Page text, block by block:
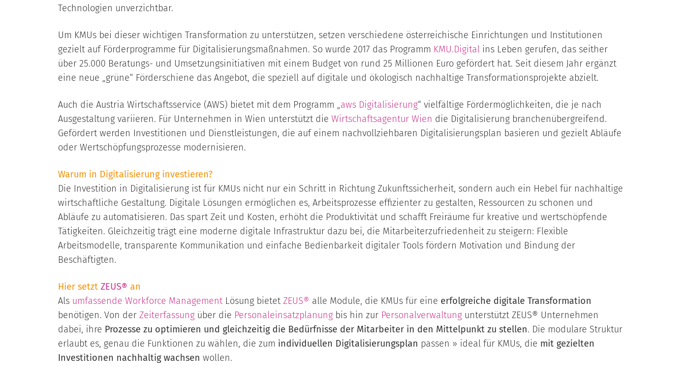
Technologien unverzichtbar.
Um KMUs bei dieser wichtigen Transformation zu unterstützen, setzen verschiedene österreichische Einrichtungen und Institutionen
gezielt auf Förderprogramme für Digitalisierungsmaßnahmen. So wurde 2017 das Programm KMU.Digital ins Leben gerufen, das seither
über 25.000 Beratungs- und Umsetzungsinitiativen mit einem Budget von rund 25 Millionen Euro gefördert hat. Seit diesem Jahr ergänzt
eine neue „grüne“ Förderschiene das Angebot, die speziell auf digitale und ökologisch nachhaltige Transformationsprojekte abzielt.
Auch die Austria Wirtschaftsservice (AWS) bietet mit dem Programm „aws Digitalisierung“ vielfältige Fördermöglichkeiten, die je nach
Ausgestaltung variieren. Für Unternehmen in Wien unterstützt die Wirtschaftsagentur Wien die Digitalisierung branchenübergreifend.
Gefördert werden Investitionen und Dienstleistungen, die auf einem nachvollziehbaren Digitalisierungsplan basieren und gezielt Abläufe
oder Wertschöpfungsprozesse modernisieren.
Warum in Digitalisierung investieren?
Die Investition in Digitalisierung ist für KMUs nicht nur ein Schritt in Richtung Zukunftssicherheit, sondern auch ein Hebel für nachhaltige
wirtschaftliche Gestaltung. Digitale Lösungen ermöglichen es, Arbeitsprozesse effizienter zu gestalten, Ressourcen zu schonen und
Abläufe zu automatisieren. Das spart Zeit und Kosten, erhöht die Produktivität und schafft Freiräume für kreative und wertschöpfende
Tätigkeiten. Gleichzeitig trägt eine moderne digitale Infrastruktur dazu bei, die Mitarbeiterzufriedenheit zu steigern: Flexible
Arbeitsmodelle, transparente Kommunikation und einfache Bedienbarkeit digitaler Tools fördern Motivation und Bindung der
Beschäftigten.
Hier setzt ZEUS® an
Als umfassende Workforce Management Lösung bietet ZEUS® alle Module, die KMUs für eine erfolgreiche digitale Transformation
benötigen. Von der Zeiterfassung über die Personaleinsatzplanung bis hin zur Personalverwaltung unterstützt ZEUS® Unternehmen
dabei, ihre Prozesse zu optimieren und gleichzeitig die Bedürfnisse der Mitarbeiter in den Mittelpunkt zu stellen. Die modulare Struktur
erlaubt es, genau die Funktionen zu wählen, die zum individuellen Digitalisierungsplan passen » ideal für KMUs, die mit gezielten
Investitionen nachhaltig wachsen wollen.